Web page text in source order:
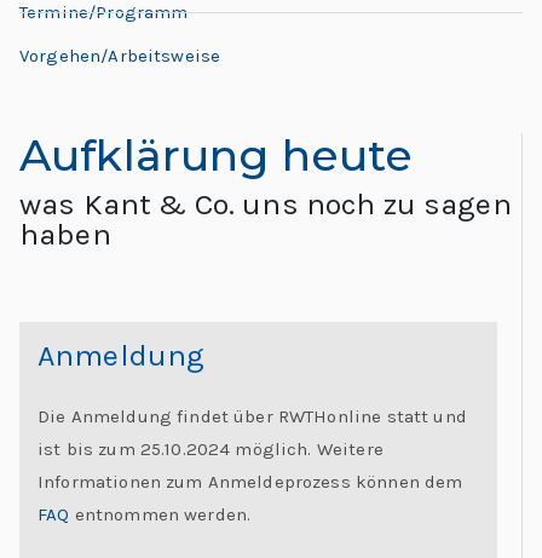
n
a
“
L
e:
e
l
o
b
Aufklärung heute
was Kant & Co. uns noch zu sagen
haben
Anmeldung
Die Anmeldung findet über RWTHonline statt und
ist bis zum 25.10.2024 möglich. Weitere
Informationen zum Anmeldeprozess können dem
FAQ entnommen werden.
Termine/Programm
Vorgehen/Arbeitsweise